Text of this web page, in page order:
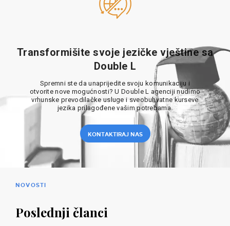
Transformišite svoje jezičke vještine sa
Double L
Spremni ste da unaprijedite svoju komunikaciju i
otvorite nove mogućnosti? U Double L agenciji nudimo
vrhunske prevodilačke usluge i sveobuhvatne kurseve
jezika prilagođene vašim potrebama.
KONTAKTIRAJ NAS
NOVOSTI
Poslednji članci